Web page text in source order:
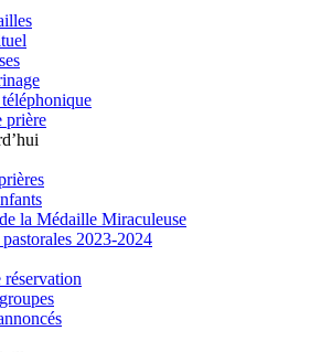
prière
la Médaille Miraculeuse
2023-2024
réservation